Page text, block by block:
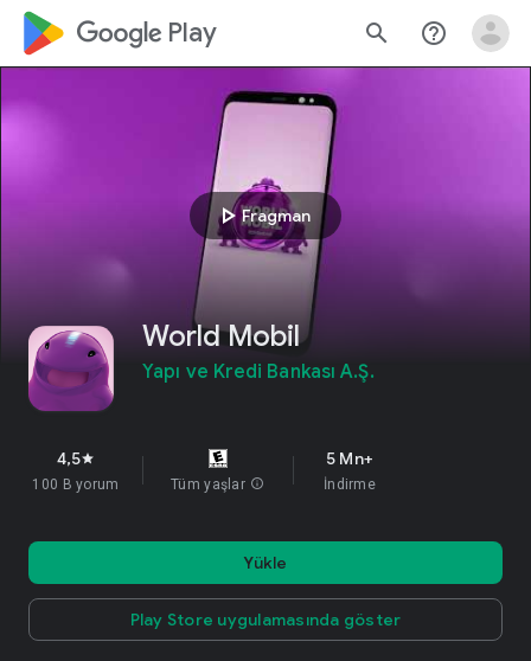
google_logo Play search help_outline
play_arrowFragman
World Mobil
Yapı ve Kredi Bankası A.Ş.
4,5star
100 B yorum Tüm yaşlar info
5 Mn+
İndirme
Yükle
Play Store uygulamasında göster